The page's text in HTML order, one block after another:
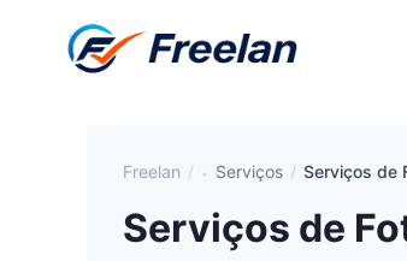
Freelan Serviços Serviços de
Serviços de